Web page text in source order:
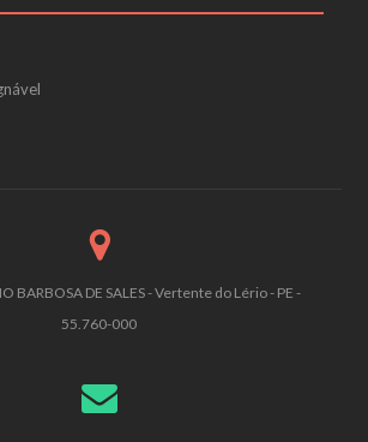
BARBOSA DE SALES - Vertente do Lério - PE -
55.760-000